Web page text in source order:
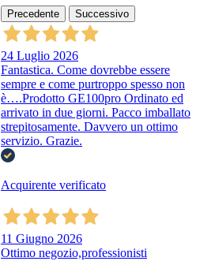
Precedente Successivo
24 Luglio 2026
Fantastica. Come dovrebbe essere
sempre e come purtroppo spesso non
è….Prodotto GE100pro Ordinato ed
arrivato in due giorni. Pacco imballato
strepitosamente. Davvero un ottimo
servizio. Grazie.
Acquirente verificato
11 Giugno 2026
Ottimo negozio,professionisti